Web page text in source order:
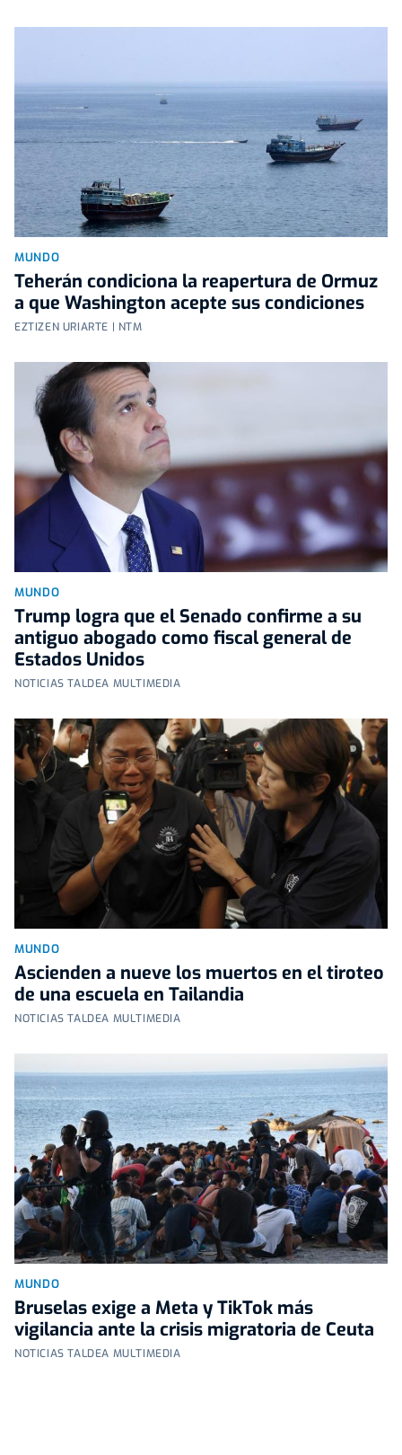
MUNDO
Teherán condiciona la reapertura de Ormuz
a que Washington acepte sus condiciones
EZTIZEN URIARTE | NTM
MUNDO
Trump logra que el Senado confirme a su
antiguo abogado como fiscal general de
Estados Unidos
NOTICIAS TALDEA MULTIMEDIA
MUNDO
Ascienden a nueve los muertos en el tiroteo
de una escuela en Tailandia
NOTICIAS TALDEA MULTIMEDIA
MUNDO
Bruselas exige a Meta y TikTok más
vigilancia ante la crisis migratoria de Ceuta
NOTICIAS TALDEA MULTIMEDIA